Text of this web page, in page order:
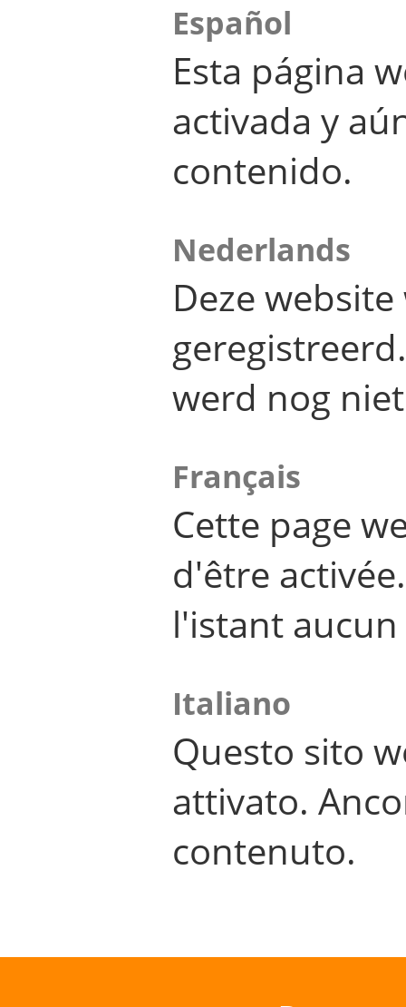
Español
Esta página
activada y
contenido.
Nederlands
Deze
werd nog
Français
Cette page
d'être
l'istant
Italiano
Questo sito
attivato.
contenuto.